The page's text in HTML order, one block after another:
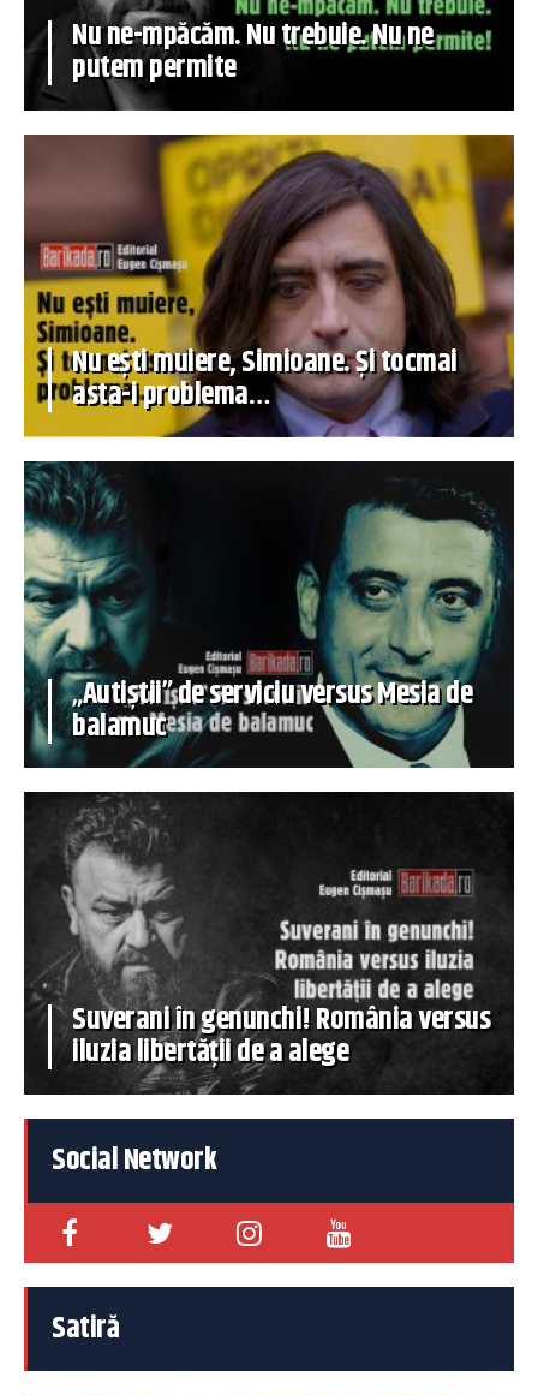
Nu ne-mpăcăm. Nu trebuie. Nu ne
putem permite
Nu ești muiere, Simioane. Și tocmai
asta-i problema…
„Autiștii” de serviciu versus Mesia de
balamuc
Suverani în genunchi! România versus
iluzia libertății de a alege
Social Network
Satiră